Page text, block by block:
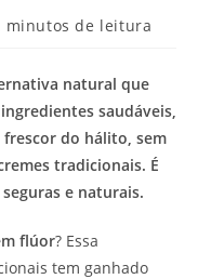
minutos de leitura
natural que
saudáveis,
do hálito, sem
tradicionais. É
e naturais.
flúor? Essa
tem ganhado